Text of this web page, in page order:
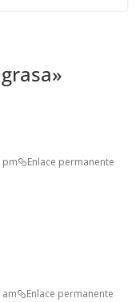
»
pm Enlace permanente
Enlace permanente